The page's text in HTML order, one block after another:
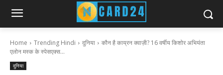
Home Trending Hindi दुनिया
कौन है काय्रन क्वाज़ी? 16 वर्षीय किशोर अभियंता
एलोन मस्क के स्पेसएक्स...
दुनिया